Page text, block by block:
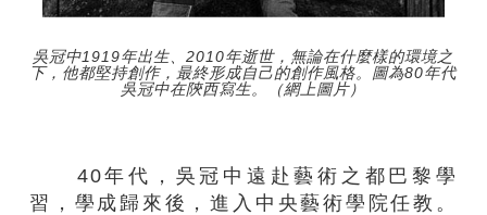
吳冠中1919年出生、2010年逝世，無論在什麼樣的環境之
下，他都堅持創作，最終形成自己的創作風格。圖為80年代
吳冠中在陝西寫生。（網上圖片）
40年代，吳冠中遠赴藝術之都巴黎學
習，學成歸來後，進入中央藝術學院任教。